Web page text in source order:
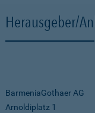
Herausgeber/
BarmeniaGothaer AG
Arnoldiplatz 1